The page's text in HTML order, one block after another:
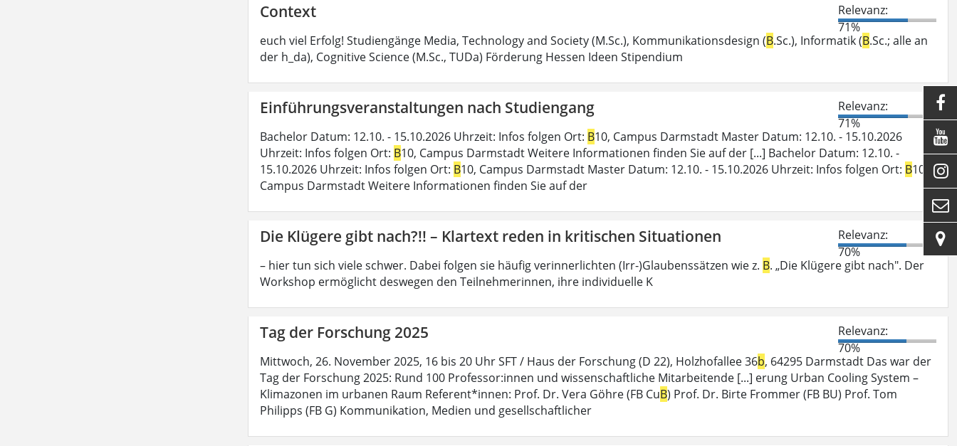
Context
Relevanz:
71%
euch viel Erfolg! Studiengänge Media, Technology and Society (M.Sc.), Kommunikationsdesign (B.Sc.), Informatik (B.Sc.; alle an
der h_da), Cognitive Science (M.Sc., TUDa) Förderung Hessen Ideen Stipendium
Einführungsveranstaltungen nach Studiengang
Relevanz:
71%
Bachelor Datum: 12.10. - 15.10.2026 Uhrzeit: Infos folgen Ort: B10, Campus Darmstadt Master Datum: 12.10. - 15.10.2026
Uhrzeit: Infos folgen Ort: B10, Campus Darmstadt Weitere Informationen finden Sie auf der [...] Bachelor Datum: 12.10. -
15.10.2026 Uhrzeit: Infos folgen Ort: B10, Campus Darmstadt Master Datum: 12.10. - 15.10.2026 Uhrzeit: Infos folgen Ort: B10,
Campus Darmstadt Weitere Informationen finden Sie auf der
Die Klügere gibt nach?!! – Klartext reden in kritischen Situationen
Relevanz:
70%
– hier tun sich viele schwer. Dabei folgen sie häufig verinnerlichten (Irr-)Glaubenssätzen wie z. B. „Die Klügere gibt nach". Der
Workshop ermöglicht deswegen den Teilnehmerinnen, ihre individuelle K
Tag der Forschung 2025
Relevanz:
70%
Mittwoch, 26. November 2025, 16 bis 20 Uhr SFT / Haus der Forschung (D 22), Holzhofallee 36b, 64295 Darmstadt Das war der
Tag der Forschung 2025: Rund 100 Professor:innen und wissenschaftliche Mitarbeitende [...] erung Urban Cooling System –
Klimazonen im urbanen Raum Referent*innen: Prof. Dr. Vera Göhre (FB CuB) Prof. Dr. Birte Frommer (FB BU) Prof. Tom
Philipps (FB G) Kommunikation, Medien und gesellschaftlicher




